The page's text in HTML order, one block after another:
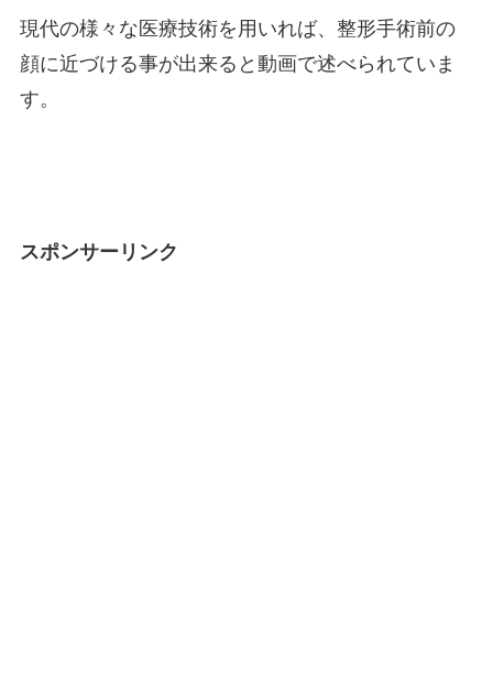
現代の様々な医療技術を用いれば、整形手術前の
顔に近づける事が出来ると動画で述べられていま
す。
スポンサーリンク